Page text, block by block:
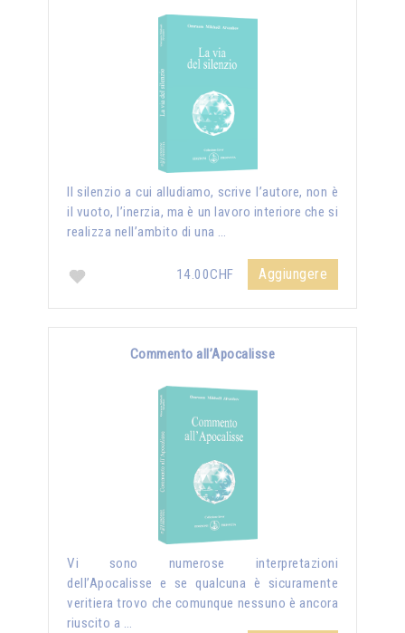
II silenzio a cui alludiamo, scrive l’autore, non è
il vuoto, l’inerzia, ma è un lavoro interiore che si
realizza nell’ambito di una …
14.00CHF Aggiungere
Commento all’Apocalisse
Vi sono numerose interpretazioni
dell’Apocalisse e se qualcuna è sicuramente
veritiera trovo che comunque nessuno è ancora
riuscito a …